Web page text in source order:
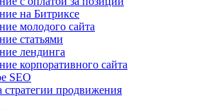
на Битриксе
молодого сайта
статьями
лендинга
корпоративного сайта
SEO
стратегии продвижения